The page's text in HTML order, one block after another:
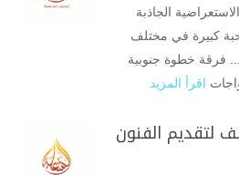
الجاذبة
كبيرة في مختلف
فرقة خطوة جنوبية
اقرأ المزيد
لتقديم الفنون